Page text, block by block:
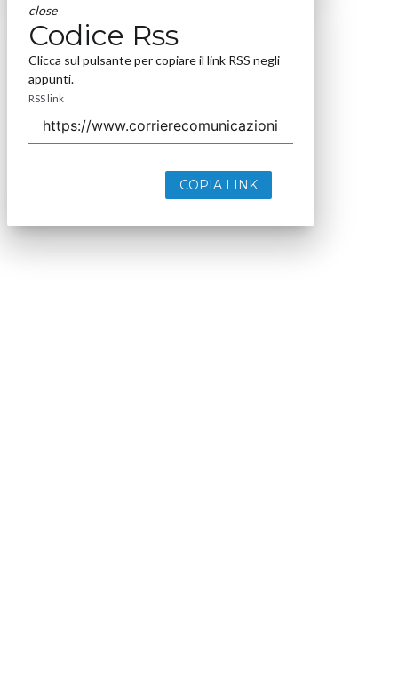
close
Codice Rss
Clicca sul pulsante per copiare il link RSS negli
appunti.
RSS link
COPIA LINK